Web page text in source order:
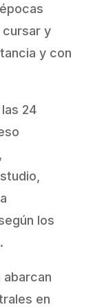
y
y con
24
los
en